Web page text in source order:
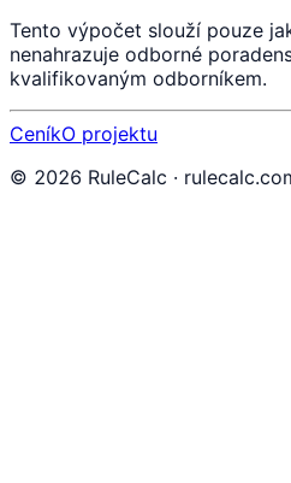
Tento výpočet slouží pouze
nenahrazuje odborné
kvalifikovaným odborníkem.
CeníkO projektu
© 2026 RuleCalc ·